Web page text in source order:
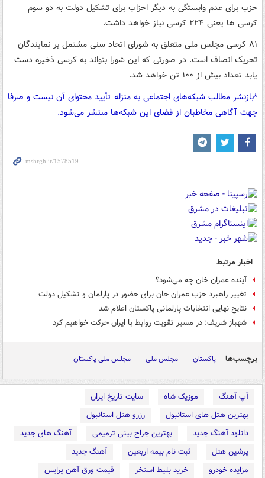
حزب برای عدم وابستگی به دیگر احزاب برای تشکیل دولت به دو سوم
کرسی ها یعنی ۲۲۴ کرسی نیاز خواهد داشت.
۸۱ کرسی مجلس ملی متعلق به شورای اتحاد سنی مشتمل بر نمایندگان
تحریک انصاف است. در صورتی که این شورا بتواند به کرسی ذخیره دست
یابد تعداد بیش از ۱۰۰ تن خواهد شد.
*بازنشر مطالب شبکه‌های اجتماعی به منزله تأیید محتوای آن نیست و صرفا
جهت آگاهی مخاطبان از فضای این شبکه‌ها منتشر می‌شود.
اخبار مرتبط
آینده عمران خان چه می‌شود؟
تغییر راهبرد حزب عمران خان برای حضور در پارلمان و تشکیل دولت
نتایج نهایی انتخابات پارلمانی پاکستان اعلام شد
شهباز شریف: در مسیر تقویت روابط با ایران حرکت خواهیم کرد
برچسب‌ها پاکستان مجلس ملی مجلس ملی پاکستان
آپ آهنگ موزیک شاه
سایت تاریخ ایران
بهترین هتل های استانبول
رزرو هتل استانبول
دانلود آهنگ جدید
بهترین جراح بینی ترمیمی
آهنگ های جدید
پرشین هتل
ثبت نام بیمه اربعین
آهنگ جدید
مزایده خودرو
خرید بلیط استخر
قیمت ورق آهن پرایس